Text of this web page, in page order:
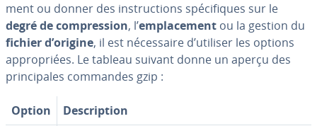
ment ou donner des ins­truc­tions spé­ci­fiques sur le
degré de com­pres­sion, l’em­pla­ce­ment ou la gestion du
fichier d’origine, il est né­ces­saire d’utiliser les options
ap­pro­priées. Le tableau suivant donne un aperçu des
prin­ci­pales commandes gzip :
Option Des­crip­tion